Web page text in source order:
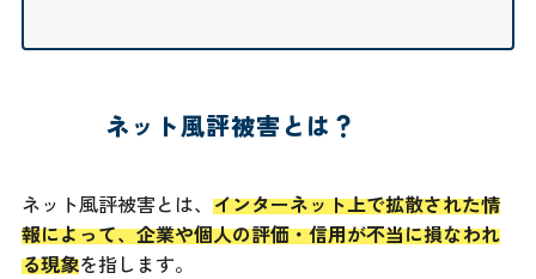
ネット風評被害とは？
ネット風評被害とは、 インターネット上で拡散された情
報によって、企業や個人の評価・信用が不当に損なわれ
る現象を指します。